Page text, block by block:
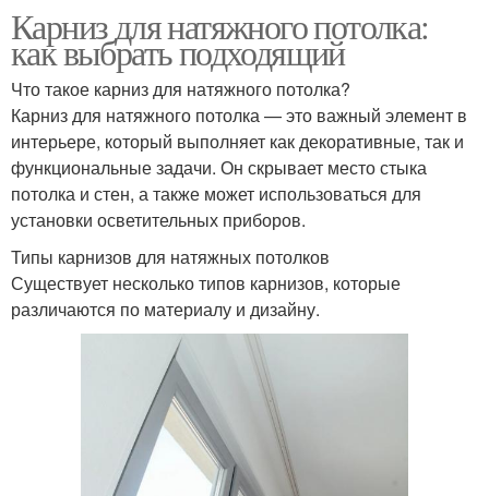
Карниз для натяжного потолка:
как выбрать подходящий
Что такое карниз для натяжного потолка?
Карниз для натяжного потолка — это важный элемент в
интерьере, который выполняет как декоративные, так и
функциональные задачи. Он скрывает место стыка
потолка и стен, а также может использоваться для
установки осветительных приборов.
Типы карнизов для натяжных потолков
Существует несколько типов карнизов, которые
различаются по материалу и дизайну.